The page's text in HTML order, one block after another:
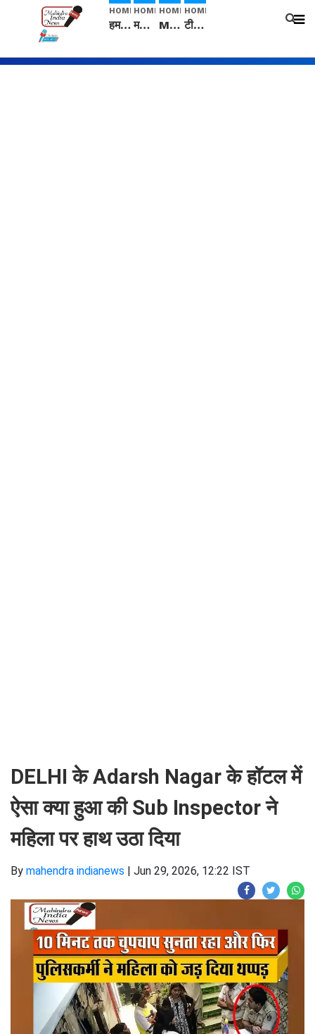
HOME
हम सनातनी..." सांसद kangana Ranaut से क्या बोली लड़की? Viral Jantar-Mantar | CJP protest
HOME
मनीषा हत्याकांड: हत्या, आत्महत्या या कोई बड़ा राज? | Full Story | Josh Haryana
HOME
Mangalsutra: हिंदू धर्म में शादी के बाद मंगलसूत्र क्यों पहनती है महिलाएं, किसने शुरु की ये परंपरा
HOME
टीम बीकेई ने एग्रीकल्चर ग्रेड की यूरिया खाद गट्टों में बदलकर टेक्निकल ग्रेड में बेचने वालों पर करवाई कार्रवाई: लखविंदर सिंह औलख
DELHI के Adarsh Nagar के हॉटल में
ऐसा क्या हुआ की Sub Inspector ने
महिला पर हाथ उठा दिया
By mahendra indianews | Jun 29, 2026, 12:22 IST